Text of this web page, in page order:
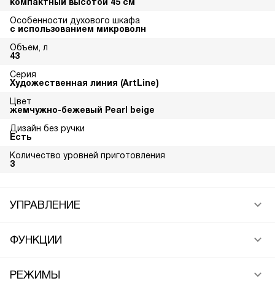
Особенности духового шкафа
с использованием микроволн
Объем, л
43
Серия
Художественная линия (ArtLine)
Цвет
жемчужно-бежевый Pearl beige
Дизайн без ручки
Есть
Количество уровней приготовления
3
УПРАВЛЕНИЕ
ФУНКЦИИ
РЕЖИМЫ